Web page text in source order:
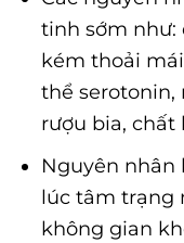
tinh sớm như:
kém thoải
thể serotonin,
rượu bia, chất
Nguyên nhân
lúc tâm trạng
không gian